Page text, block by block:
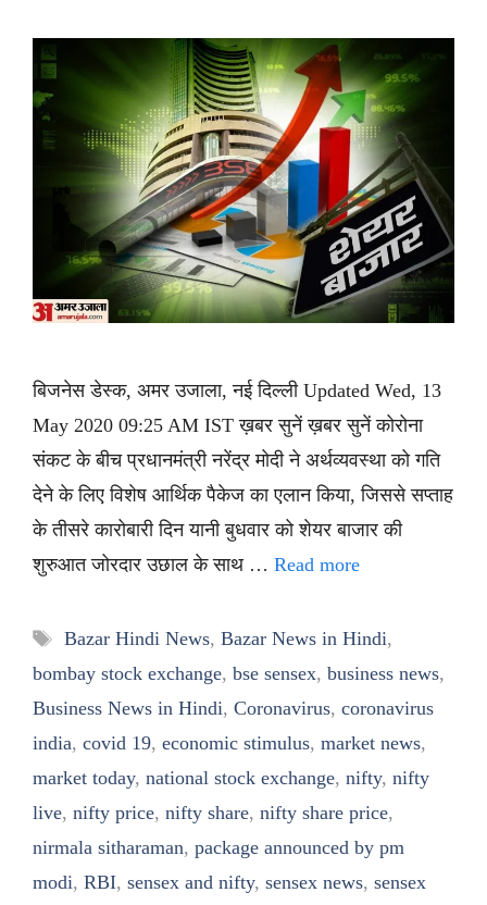
बिजनेस डेस्क, अमर उजाला, नई दिल्ली Updated Wed, 13
May 2020 09:25 AM IST ख़बर सुनें ख़बर सुनें कोरोना
संकट के बीच प्रधानमंत्री नरेंद्र मोदी ने अर्थव्यवस्था को गति
देने के लिए विशेष आर्थिक पैकेज का एलान किया, जिससे सप्ताह
के तीसरे कारोबारी दिन यानी बुधवार को शेयर बाजार की
शुरुआत जोरदार उछाल के साथ … Read more
Tags
Bazar Hindi News, Bazar News in Hindi,
bombay stock exchange, bse sensex, business news,
Business News in Hindi, Coronavirus, coronavirus
india, covid 19, economic stimulus, market news,
market today, national stock exchange, nifty, nifty
live, nifty price, nifty share, nifty share price,
nirmala sitharaman, package announced by pm
modi, RBI, sensex and nifty, sensex news, sensex